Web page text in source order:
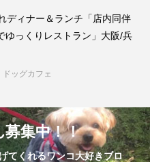
ディナー＆ランチ「店内同伴
ゆっくりレストラン」大阪/兵
ドッグカフェ
集中！！
てくれるワンコ大好きブロ